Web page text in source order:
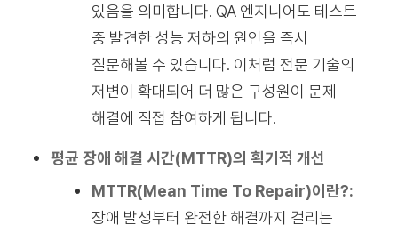
있음을 의미합니다. QA 엔지니어도 테스트
중 발견한 성능 저하의 원인을 즉시
질문해볼 수 있습니다. 이처럼 전문 기술의
저변이 확대되어 더 많은 구성원이 문제
해결에 직접 참여하게 됩니다.
평균 장애 해결 시간(MTTR)의 획기적 개선
MTTR(Mean Time To Repair)이란?:
장애 발생부터 완전한 해결까지 걸리는